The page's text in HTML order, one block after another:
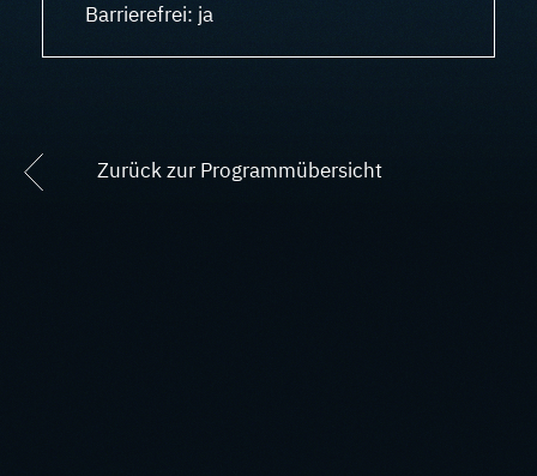
Barrierefrei: ja
Zurück zur Programmübersicht